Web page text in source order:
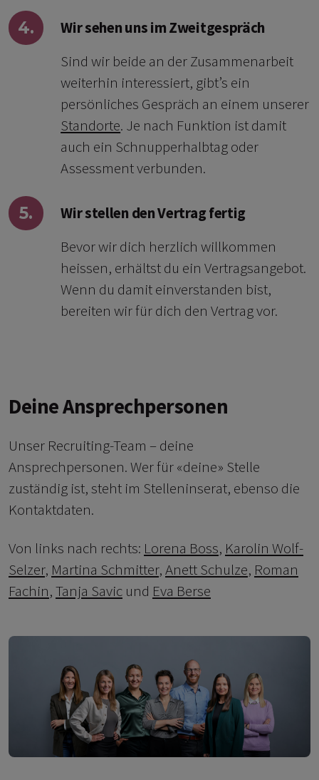
4.
Wir sehen uns im Zweitgespräch
Sind wir beide an der Zusammenarbeit
weiterhin interessiert, gibt’s ein
persönliches Gespräch an einem unserer
Standorte. Je nach Funktion ist damit
auch ein Schnupperhalbtag oder
Assessment verbunden.
5.
Wir stellen den Vertrag fertig
Bevor wir dich herzlich willkommen
heissen, erhältst du ein Vertragsangebot.
Wenn du damit einverstanden bist,
bereiten wir für dich den Vertrag vor.
Deine Ansprechpersonen
Unser Recruiting-Team – deine
Ansprechpersonen. Wer für «deine» Stelle
zuständig ist, steht im Stelleninserat, ebenso die
Kontaktdaten.
Von links nach rechts: Lorena Boss, Karolin Wolf-
Selzer, Martina Schmitter,Anett Schulze, Roman
Fachin,Tanja Savic und Eva Berse